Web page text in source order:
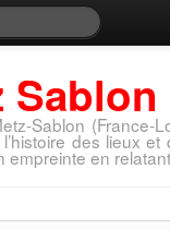
Sablon
Sablon
des lieux
en